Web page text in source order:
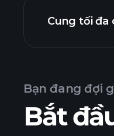
Cung tối đa
Bạn đang đợi
Bắt